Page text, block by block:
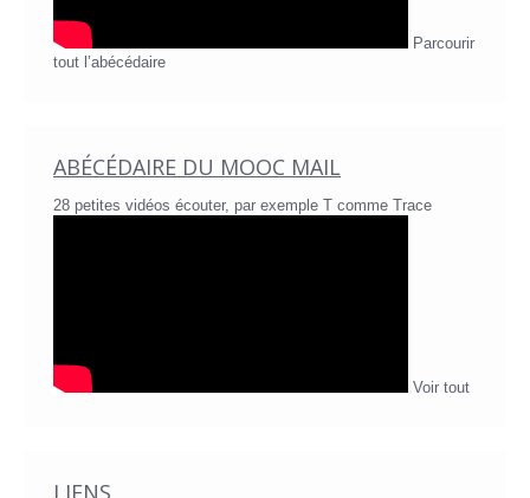
Parcourir
tout l’abécédaire
ABÉCÉDAIRE DU MOOC MAIL
28 petites vidéos écouter, par exemple T comme Trace
Voir tout